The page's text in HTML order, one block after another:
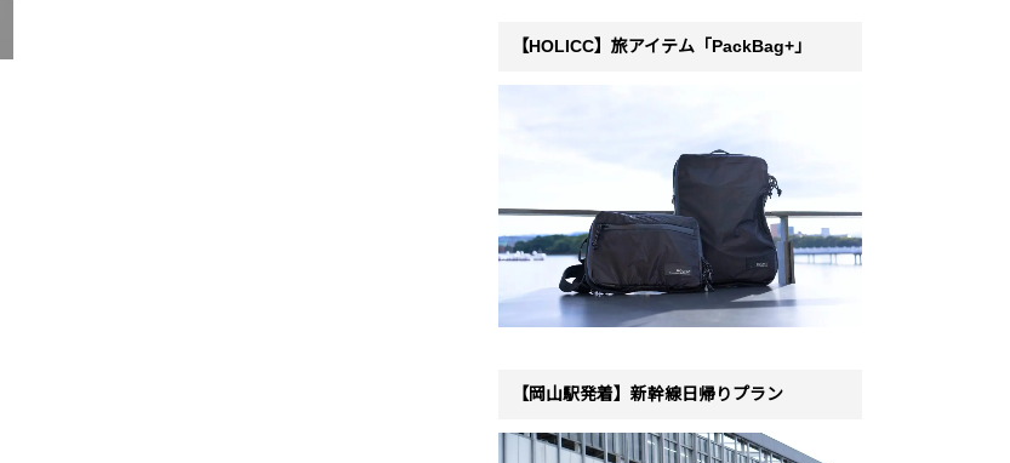
【HOLICC】旅アイテム「PackBag+」
【岡山駅発着】新幹線日帰りプラン